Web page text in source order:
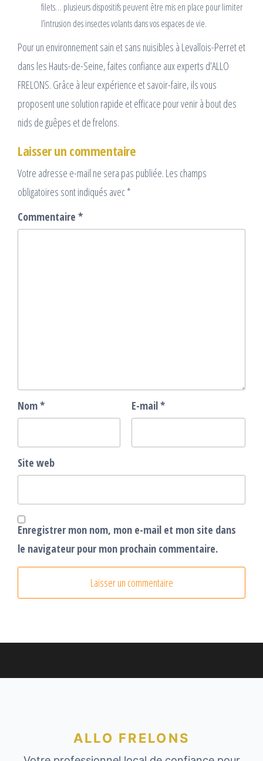
filets… plusieurs dispositifs peuvent être mis en place pour limiter
l’intrusion des insectes volants dans vos espaces de vie.
Pour un environnement sain et sans nuisibles à Levallois-Perret et
dans les Hauts-de-Seine, faites confiance aux experts d’ALLO
FRELONS. Grâce à leur expérience et savoir-faire, ils vous
proposent une solution rapide et efficace pour venir à bout des
nids de guêpes et de frelons.
Laisser un commentaire
Votre adresse e-mail ne sera pas publiée. Les champs
obligatoires sont indiqués avec*
Commentaire *
Nom* E-mail*
Site web
Enregistrer mon nom, mon e-mail et mon site dans
le navigateur pour mon prochain commentaire.
ALLO FRELONS